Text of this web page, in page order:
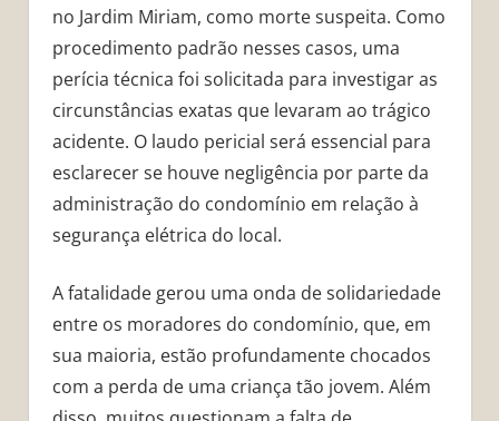
no Jardim Miriam, como morte suspeita. Como
procedimento padrão nesses casos, uma
perícia técnica foi solicitada para investigar as
circunstâncias exatas que levaram ao trágico
acidente. O laudo pericial será essencial para
esclarecer se houve negligência por parte da
administração do condomínio em relação à
segurança elétrica do local.
A fatalidade gerou uma onda de solidariedade
entre os moradores do condomínio, que, em
sua maioria, estão profundamente chocados
com a perda de uma criança tão jovem. Além